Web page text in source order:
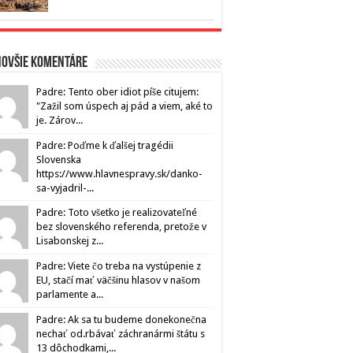
komentáre
Padre: Tento ober idiot píše citujem:
"Zažil som úspech aj pád a viem, aké to
je. Zárov...
Padre: Poďme k ďalšej tragédii
Slovenska
https://www.hlavnespravy.sk/danko-
sa-vyjadril-...
Padre: Toto všetko je realizovateľné
bez slovenského referenda, pretože v
Lisabonskej z...
Padre: Viete čo treba na vystúpenie z
EU, stačí mať väčšinu hlasov v našom
parlamente a...
Padre: Ak sa tu budeme donekonečna
nechať od.rbávať záchranármi štátu s
13 dôchodkami,...